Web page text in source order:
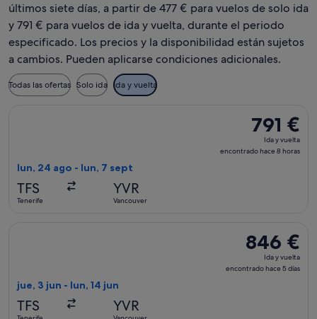
últimos siete días, a partir de 477 € para vuelos de solo ida
y 791 € para vuelos de ida y vuelta, durante el periodo
especificado. Los precios y la disponibilidad están sujetos
a cambios. Pueden aplicarse condiciones adicionales.
Todas las ofertas Solo ida Ida y vuelta
791 €
Ida
y
791 €
Ida y vuelta
encontrado hace 8 horas
lun, 24 ago - lun, 7 sept
TFS
Tenerife
YVR
Vancouver
846 €
Ida
y
846 €
Ida y vuelta
encontrado hace 5 días
jue, 3 jun - lun, 14 jun
TFS YVR